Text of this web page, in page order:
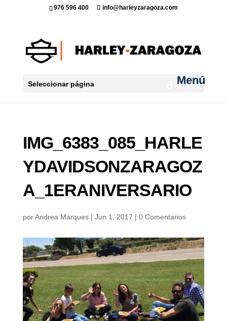
976 596 400 info@harleyzaragoza.com
Seleccionar página
IMG_6383_085_HARLE
YDAVIDSONZARAGOZ
A_1ERANIVERSARIO
porAndrea Marques| Jun 1, 2017 | 0 Comentarios